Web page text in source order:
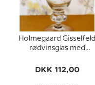
Holmegaard Gisselfeld
rødvinsglas med
DKK 112,00